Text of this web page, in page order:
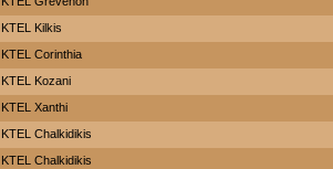
KTEL Kilkis
KTEL Corinthia
ΚΤΕL Kozani
KTEL Xanthi
ΚΤΕL Chalkidikis
ΚΤΕL Chalkidikis